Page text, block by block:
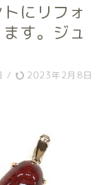
にリフォ
す。ジュ
/ 2023年2月8日